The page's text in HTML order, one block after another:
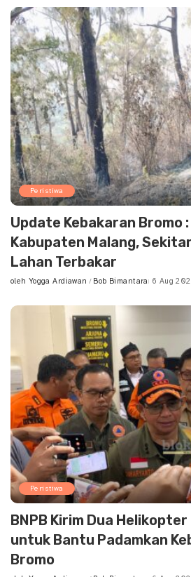
Peristiwa
Update Kebakaran Bromo
Kabupaten Malang,
Lahan Terbakar
Posted
oleh Yogga Ardiawan Bob Bimantara 6 Aug
Peristiwa
BNPB Kirim Dua
untuk Bantu Padamkan
Bromo